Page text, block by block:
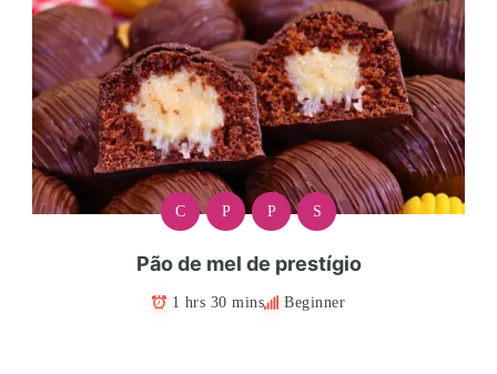
C P P S
Pão de mel de prestígio
1 hrs 30 mins Beginner